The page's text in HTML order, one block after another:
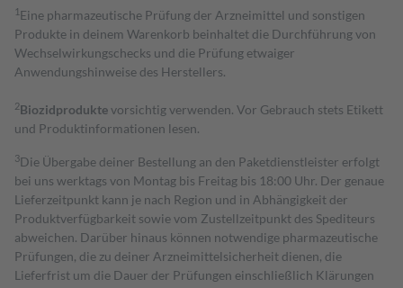
1 Eine pharmazeutische Prüfung der Arzneimittel und sonstigen
Produkte in deinem Warenkorb beinhaltet die Durchführung von
Wechselwirkungschecks und die Prüfung etwaiger
Anwendungshinweise des Herstellers.
2Biozidproduktevorsichtig verwenden. Vor Gebrauch stets Etikett
und Produktinformationen lesen.
3Die Übergabe deiner Bestellung an den Paketdienstleister erfolgt
bei uns werktags von Montag bis Freitag bis 18:00 Uhr. Der genaue
Lieferzeitpunkt kann je nach Region und in Abhängigkeit der
Produktverfügbarkeit sowie vom Zustellzeitpunkt des Spediteurs
abweichen. Darüber hinaus können notwendige pharmazeutische
Prüfungen, die zu deiner Arzneimittelsicherheit dienen, die
Lieferfrist um die Dauer der Prüfungen einschließlich Klärungen